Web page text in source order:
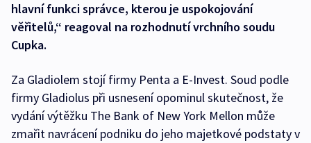
hlavní funkci správce, kterou je uspokojování
věřitelů,“ reagoval na rozhodnutí vrchního soudu
Cupka.
Za Gladiolem stojí firmy Penta a E-Invest. Soud podle
firmy Gladiolus při usnesení opominul skutečnost, že
vydání výtěžku The Bank of New York Mellon může
zmařit navrácení podniku do jeho majetkové podstaty v